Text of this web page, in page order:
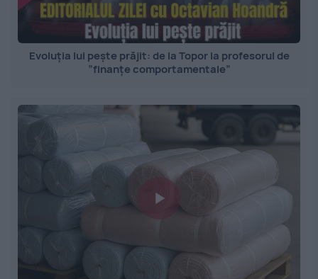
Evoluția lui pește prăjit: de la Topor la profesorul de
”finanțe comportamentale”